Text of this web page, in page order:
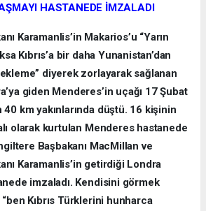
HASTANEDE İMZALADI
Karamanlis’in Makarios’u “Yarın
Kıbrıs’a bir daha Yunanistan’dan
diyerek zorlayarak sağlanan
giden Menderes’in uçağı 17 Şubat
40 km yakınlarında düştü. 16 kişinin
olarak kurtulan Menderes hastanede
Başbakanı MacMillan ve
Karamanlis’in getirdiği Londra
imzaladı. Kendisini görmek
Kıbrıs Türklerini hunharca